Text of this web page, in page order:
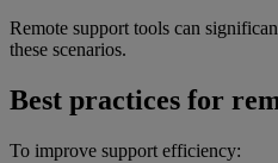
Remote support tools can
these scenarios.
Best practices for
To improve support efficiency: